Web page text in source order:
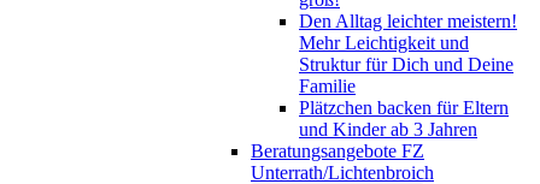
Den Alltag leichter meistern!
Mehr Leichtigkeit und
Struktur für Dich und Deine
Familie
Plätzchen backen für Eltern
und Kinder ab 3 Jahren
Beratungsangebote FZ
Unterrath/Lichtenbroich